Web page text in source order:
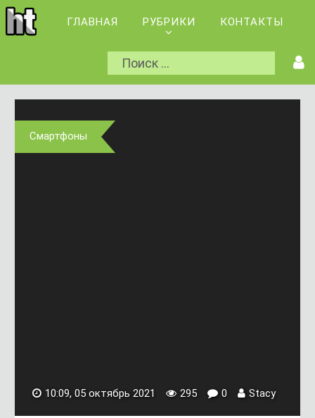
ГЛАВНАЯ РУБРИКИ КОНТАКТЫ
Смартфоны
10:09, 05 октябрь 2021 295 0 Stacy